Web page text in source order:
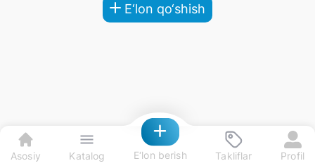
E‘lon qo‘shish
Asosiy Katalog E‘lon berish Takliflar Profil